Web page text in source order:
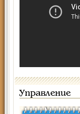
Управление